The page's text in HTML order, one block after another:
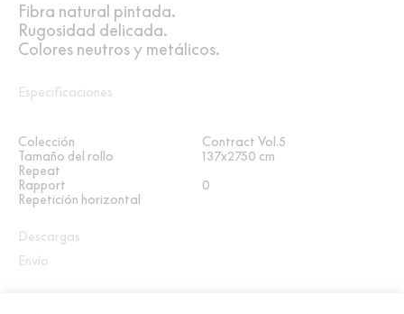
Fibra natural pintada.
Rugosidad delicada.
Colores neutros y metálicos.
Especificaciones
Colección
Contract Vol.5
Tamaño del rollo
137x2750 cm
Repeat
Rapport
0
Repetición horizontal
Descargas
Envío